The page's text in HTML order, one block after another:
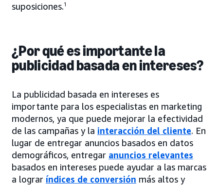
suposiciones.1
¿Por qué es importante la
publicidad basada en intereses?
La publicidad basada en intereses es
importante para los especialistas en marketing
modernos, ya que puede mejorar la efectividad
de las campañas y la interacción del cliente. En
lugar de entregar anuncios basados en datos
demográficos, entregar anuncios relevantes
basados en intereses puede ayudar a las marcas
a lograr índices de conversión más altos y